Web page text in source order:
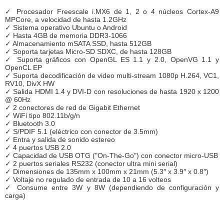
✓ Procesador Freescale i.MX6 de 1, 2 o 4 núcleos Cortex-A9
MPCore, a velocidad de hasta 1.2GHz
✓ Sistema operativo Ubuntu o Android
✓ Hasta 4GB de memoria DDR3-1066
✓ Almacenamiento mSATA SSD, hasta 512GB
✓ Soporta tarjetas Micro-SD SDXC, de hasta 128GB
✓ Suporta gráficos con OpenGL ES 1.1 y 2.0, OpenVG 1.1 y
OpenCL EP
✓ Suporta decodificación de video multi-stream 1080p H.264, VC1,
RV10, DivX HW
✓ Salida HDMI 1.4 y DVI-D con resoluciones de hasta 1920 x 1200
@ 60Hz
✓ 2 conectores de red de Gigabit Ethernet
✓ WiFi tipo 802.11b/g/n
✓ Bluetooth 3.0
✓ S/PDIF 5.1 (eléctrico con conector de 3.5mm)
✓ Entra y salida de sonido estereo
✓ 4 puertos USB 2.0
✓ Capacidad de USB OTG ("On-The-Go") con conector micro-USB
✓ 2 puertos seriales RS232 (conector ultra mini serial)
✓ Dimensiones de 135mm x 100mm x 21mm (5.3″ x 3.9″ x 0.8″)
✓ Voltaje no regulado de entrada de 10 a 16 volteos
✓ Consume entre 3W y 8W (dependiendo de configuración y
carga)